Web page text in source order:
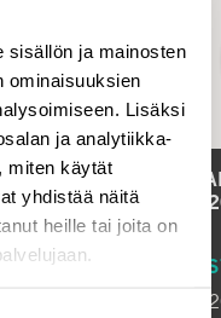
sisällön ja mainosten
ominaisuuksien
Lisäksi
ja analytiikka-
miten käytät
yhdistää näitä
heille tai joita on
–